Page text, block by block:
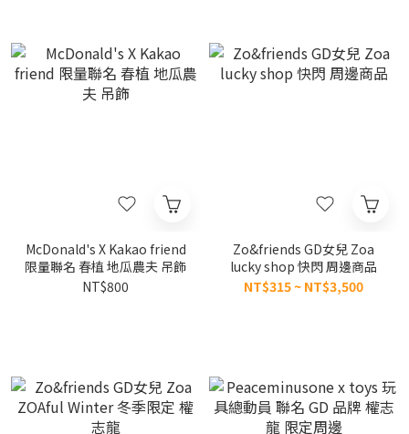
McDonald's X Kakao friend
限量聯名 春植 地瓜農夫 吊飾
NT$800
Zo&friends GD女兒 Zoa
lucky shop 快閃 周邊商品
NT$315 ~ NT$3,500